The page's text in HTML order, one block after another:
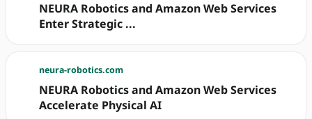
NEURA Robotics and Amazon Web Services
Enter Strategic ...
neura-robotics.com
NEURA Robotics and Amazon Web Services
Accelerate Physical AI